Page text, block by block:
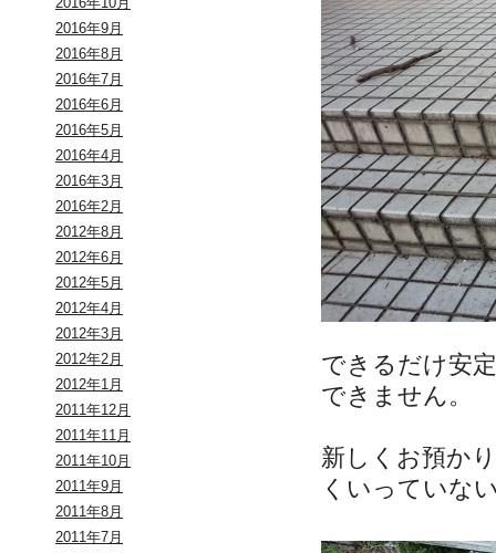
2016年9月
2016年8月
2016年7月
2016年6月
2016年5月
2016年4月
2016年3月
2016年2月
2012年8月
2012年6月
2012年5月
2012年4月
2012年3月
2012年2月
2012年1月
2011年12月
2011年11月
2011年10月
2011年9月
2011年8月
2011年7月
できるだけ安
できません。
新しくお預か
くいっていな